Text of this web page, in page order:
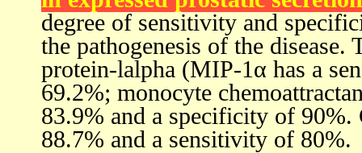
degree of sensitivity and
the pathogenesis of the disease.
protein-lalpha (MIP-1α has a
69.2%; monocyte
83.9% and a specificity of 90%.
88.7% and a sensitivity of 80%.